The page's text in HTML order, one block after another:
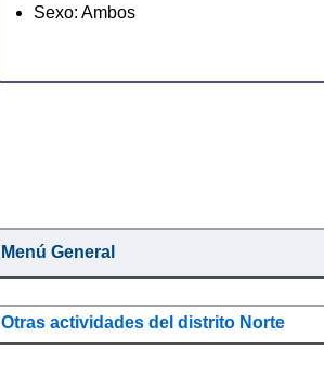
Sexo: Ambos
Menú General
Otras actividades del distrito Norte